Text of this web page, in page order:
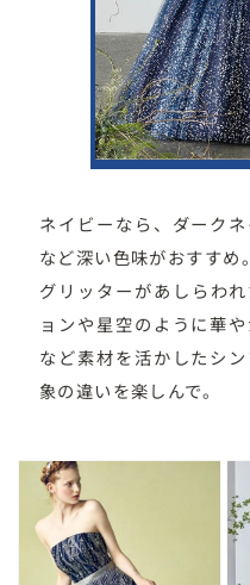
ネイビーなら、ダーク
など深い色味がおすすめ。
グリッターがあしらわ
ョンや星空のように華
など素材を活かしたシ
象の違いを楽しんで。